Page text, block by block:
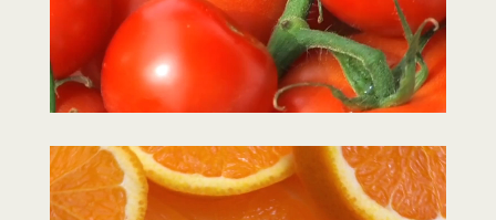
Reproductor
de
vídeo